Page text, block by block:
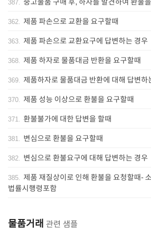
362. 제품 파손으로 교환을 요구할때
363. 제품 파손으로 교환요구에 답변하는 경우
368. 제품 하자로 물품대금 반환을 요구할때
369. 제품하자로 물품대금 반환에 대해 답변하
370. 제품 성능 이상으로 환불을 요구할때
371. 환불불가에 대한 답변을 할때
381. 변심으로 환불을 요구할때
382. 변심으로 환불요구에 대해 답변하는 경우
385. 제품 재질상이로 인해 환불을 요청할때-
법률시행령포함
물품거래 관련 샘플